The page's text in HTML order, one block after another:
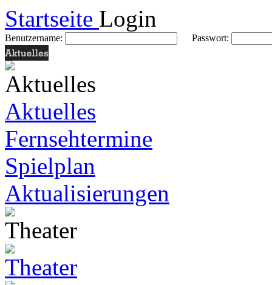
Startseite Login
Benutzername: Passwort:
Aktuelles
Fernsehtermine
Spielplan
Aktualisierungen